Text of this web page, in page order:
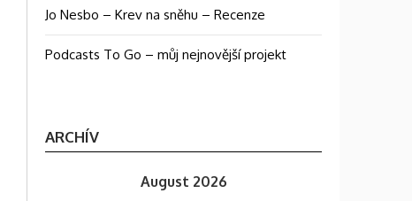
Jo Nesbo – Krev na sněhu – Recenze
Podcasts To Go – můj nejnovější projekt
ARCHÍV
August 2026